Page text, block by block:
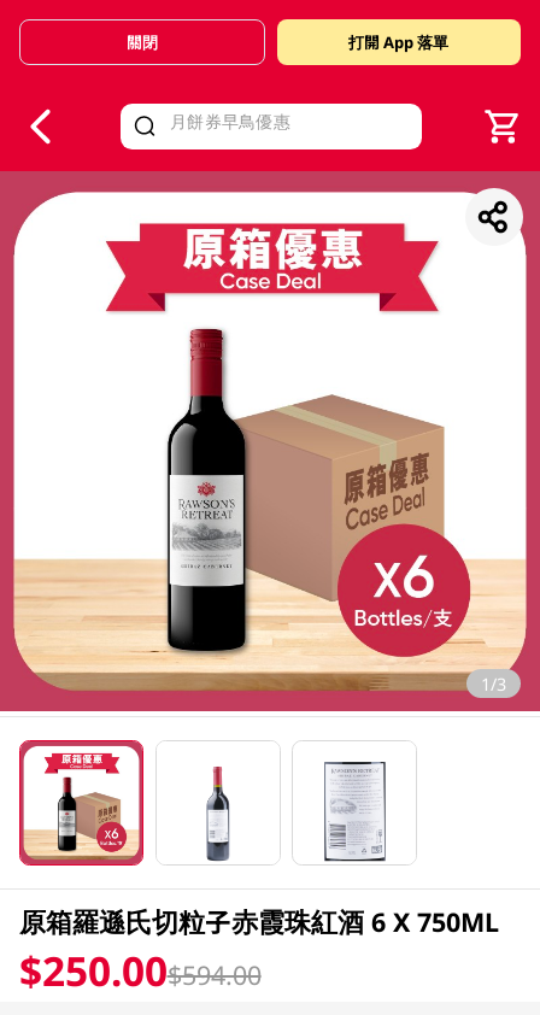
Valid Until 30 June 2026
關閉 打開 App 落單
1/3
原箱羅遜氏切粒子赤霞珠紅酒 6 X 750ML
$250.00$594.00